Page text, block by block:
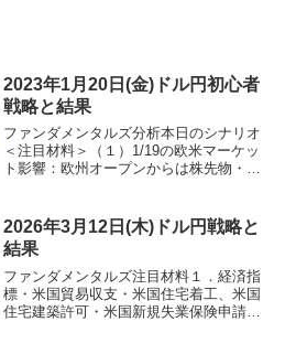
2023年1月20日(金)ドル円初心者
戦略と結果
ファンダメンタルズ分析本日のシナリオ
＜注目材料＞（１）1/19の欧米マーケッ
ト影響：欧州オープンからは株先物・株
も強まり、ドル買いと交錯しドル円の方
向性なし。更にNY引...
2026年3月12日(木)ドル円戦略と
結果
ファンダメンタルズ注目材料１．経済指
標・米国貿易収支・米国住宅着工、米国
住宅建築許可・米国新規失業保険申請件